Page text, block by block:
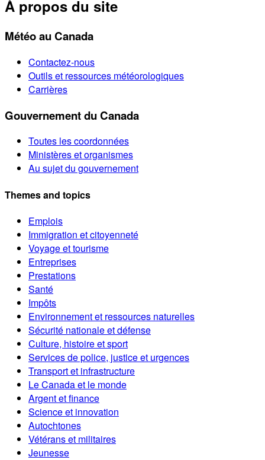
À propos du site
Météo au Canada
Contactez-nous
Outils et ressources météorologiques
Carrières
Gouvernement du Canada
Toutes les coordonnées
Ministères et organismes
Au sujet du gouvernement
Themes and topics
Emplois
Immigration et citoyenneté
Voyage et tourisme
Entreprises
Prestations
Santé
Impôts
Environnement et ressources naturelles
Sécurité nationale et défense
Culture, histoire et sport
Services de police, justice et urgences
Transport et infrastructure
Le Canada et le monde
Argent et finance
Science et innovation
Autochtones
Vétérans et militaires
Jeunesse